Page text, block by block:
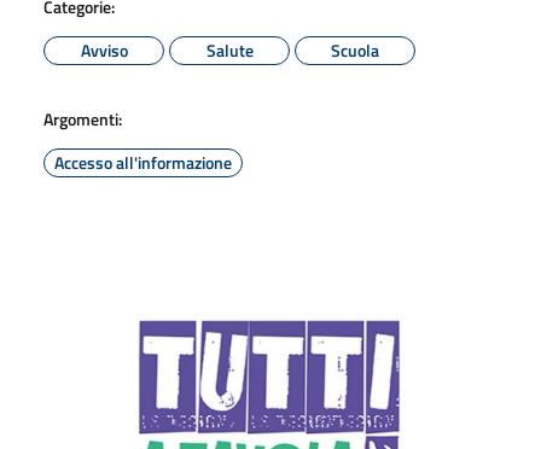
Categorie:
Avviso
Salute Scuola
Argomenti:
Accesso all'informazione